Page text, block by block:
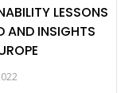
LESSONS
AND INSIGHTS